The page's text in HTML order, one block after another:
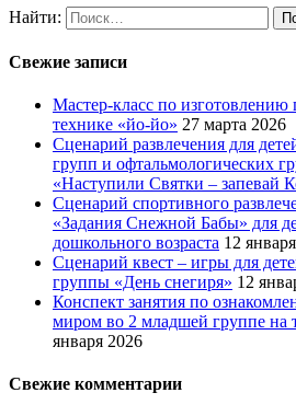
Найти:
Свежие записи
Мастер-класс по изготовлению
технике «йо-йо» 27 марта 2026
Сценарий развлечения для
групп и офтальмологических
«Наступили Святки – запевай
Сценарий спортивного
«Задания Снежной Бабы» для
дошкольного возраста 12
Сценарий квест – игры для
группы «День снегиря» 12
Конспект занятия по
миром во 2 младшей группе на
января 2026
Свежие комментарии